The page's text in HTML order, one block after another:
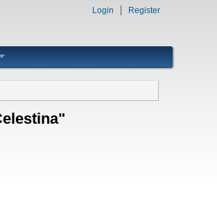
Login Register